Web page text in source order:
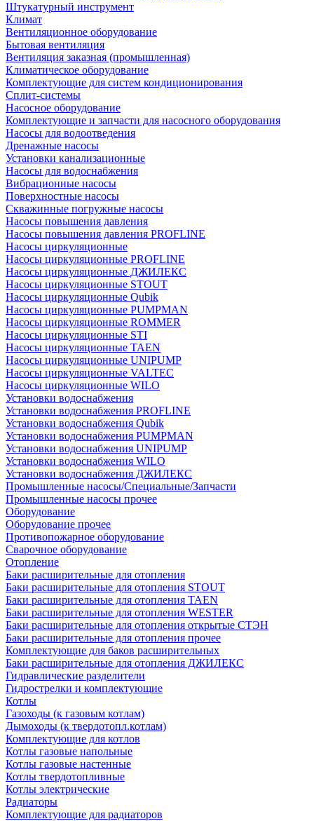
Штукатурный инструмент
Климат
Вентиляционное оборудование
Бытовая вентиляция
Вентиляция заказная (промышленная)
Климатическое оборудование
Комплектующие для систем кондиционирования
Сплит-системы
Насосное оборудование
Комплектующие и запчасти для насосного оборудования
Насосы для водоотведения
Дренажные насосы
Установки канализационные
Насосы для водоснабжения
Вибрационные насосы
Поверхностные насосы
Скважинные погружные насосы
Насосы повышения давления
Насосы повышения давления PROFLINE
Насосы циркуляционные
Насосы циркуляционные PROFLINE
Насосы циркуляционные ДЖИЛЕКС
Насосы циркуляционные STOUT
Насосы циркуляционные Qubik
Насосы циркуляционные PUMPMAN
Насосы циркуляционные ROMMER
Насосы циркуляционные STI
Насосы циркуляционные TAEN
Насосы циркуляционные UNIPUMP
Насосы циркуляционные VALTEC
Насосы циркуляционные WILO
Установки водоснабжения
Установки водоснабжения PROFLINE
Установки водоснабжения Qubik
Установки водоснабжения PUMPMAN
Установки водоснабжения UNIPUMP
Установки водоснабжения WILO
Установки водоснабжения ДЖИЛЕКС
Промышленные насосы/Специальные/Запчасти
Промышленные насосы прочее
Оборудование
Оборудование прочее
Противопожарное оборудование
Сварочное оборудование
Отопление
Баки расширительные для отопления
Баки расширительные для отопления STOUT
Баки расширительные для отопления TAEN
Баки расширительные для отопления WESTER
Баки расширительные для отопления открытые СТЭН
Баки расширительные для отопления прочее
Комплектующие для баков расширительных
Баки расширительные для отопления ДЖИЛЕКС
Гидравлические разделители
Гидрострелки и комплектующие
Котлы
Газоходы (к газовым котлам)
Дымоходы (к твердотопл.котлам)
Комплектующие для котлов
Котлы газовые напольные
Котлы газовые настенные
Котлы твердотопливные
Котлы электрические
Радиаторы
Комплектующие для радиаторов